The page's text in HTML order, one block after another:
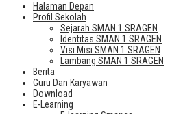
Halaman Depan
Profil Sekolah
Sejarah SMAN 1 SRAGEN
Identitas SMAN 1 SRAGEN
Visi Misi SMAN 1 SRAGEN
Lambang SMAN 1 SRAGEN
Berita
Guru Dan Karyawan
Download
E-Learning